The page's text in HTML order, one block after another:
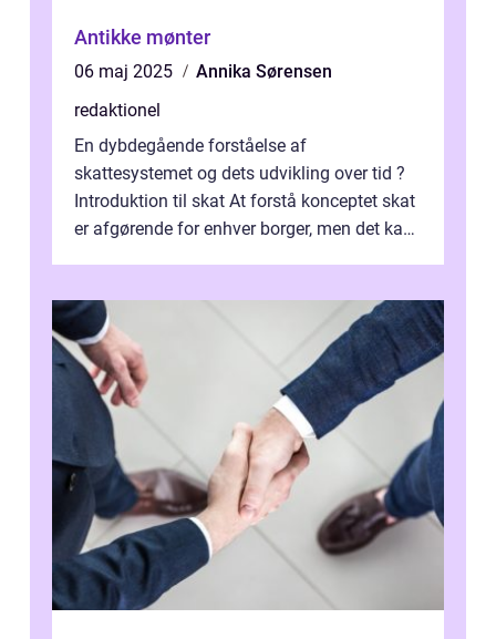
Antikke mønter
06 maj 2025
Annika Sørensen
redaktionel
En dybdegående forståelse af
skattesystemet og dets udvikling over tid ?
Introduktion til skat At forstå konceptet skat
er afgørende for enhver borger, men det kan